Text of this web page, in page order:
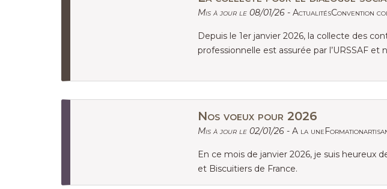
Mis à jour le 08/01/26 -ActualitésConvention
Depuis le 1er janvier 2026, la collecte des
professionnelle est assurée par l’URSSAF et
Nos voeux pour 2026
Mis à jour le 02/01/26 -A la
En ce mois de janvier 2026, je suis heureux
et Biscuitiers de France.